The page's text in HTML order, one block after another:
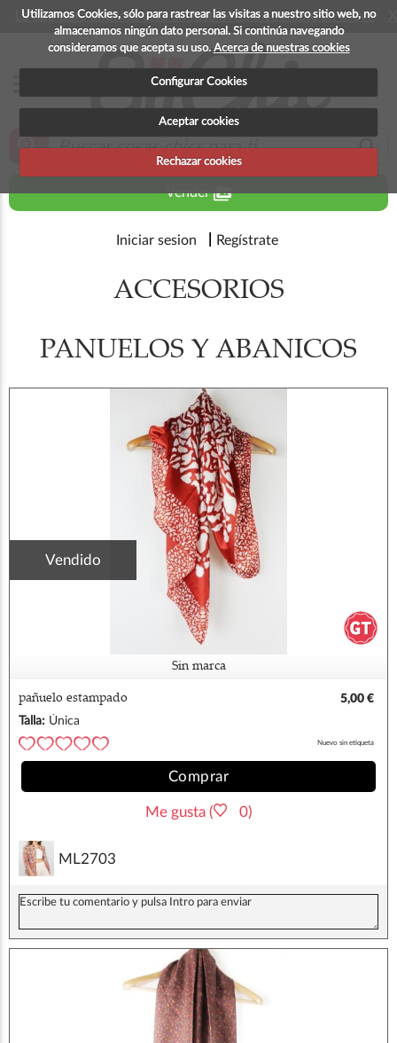
Utilizamos Cookies, sólo para rastrear las visitas a nuestro sitio web, no
almacenamos ningún dato personal. Si continúa navegando
consideramos que acepta su uso. Acerca de nuestras cookies
Configurar Cookies
Aceptar cookies
Rechazar cookies
La app para android esta en fase beta, disponible en breve
zoom_in search
Venderperm_media
Iniciar sesion Regístrate
ACCESORIOS
PANUELOS Y ABANICOS
Vendido
Sin marca
pañuelo estampado
5,00 €
Talla: Única
Nuevo sin etiqueta
Comprar
Me gusta ( 0)
ML2703